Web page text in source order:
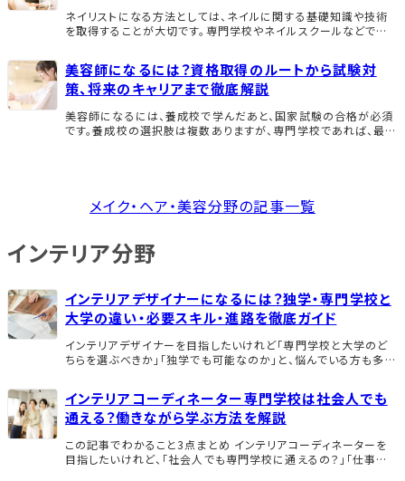
ネイリストになる方法としては、ネイルに関する基礎知識や技術
を取得することが大切です。専門学校やネイルスクールなどで学
は、ネイリストになるための具体的な方法を紹 […]
美容師になるには？資格取得のルートから試験対
策、将来のキャリアまで徹底解説
美容師になるには、養成校で学んだあと、国家試験の合格が必須
です。養成校の選択肢は複数ありますが、専門学校であれば、最短
メイク・ヘア・美容分野の記事一覧
インテリア分野
インテリアデザイナーになるには？独学・専門学校と
大学の違い・必要スキル・進路を徹底ガイド
インテリアデザイナーを目指したいけれど「専門学校と大学のど
ちらを選ぶべきか」「独学でも可能なのか」と、悩んでいる方も多い
ら、専門学校・大学・独学それぞれの学習 […]
インテリアコーディネーター専門学校は社会人でも
通える？働きながら学ぶ方法を解説
この記事でわかること3点まとめ インテリアコーディネーターを
目指したいけれど、「社会人でも専門学校に通えるの？」「仕事と